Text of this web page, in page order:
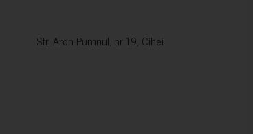
Str. Aron Pumnul, nr 19, Cihei